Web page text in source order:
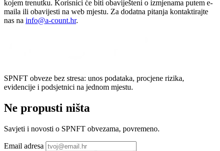
kojem trenutku. Korisnici će biti obaviješteni o izmjenama putem e-
maila ili obavijesti na web mjestu. Za dodatna pitanja kontaktirajte
nas na info@a-count.hr.
SPNFT obveze bez stresa: unos podataka, procjene rizika,
evidencije i podsjetnici na jednom mjestu.
Ne propusti ništa
Savjeti i novosti o SPNFT obvezama, povremeno.
Email adresa